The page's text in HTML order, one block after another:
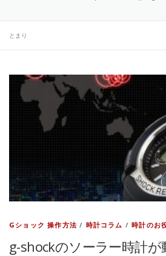
時計コラム
採用情報
とまり
Gショック 操作方法 / 時計コラム /時計のお
g-shockのソーラー時計